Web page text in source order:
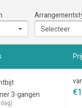
Selecteer
3-gangen
€